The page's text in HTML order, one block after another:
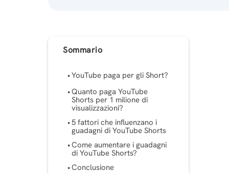
Sommario
YouTube paga per gli Short?
Quanto paga YouTube
Shorts per 1 milione di
visualizzazioni?
5 fattori che influenzano i
guadagni di YouTube Shorts
Come aumentare i guadagni
di YouTube Shorts?
Conclusione